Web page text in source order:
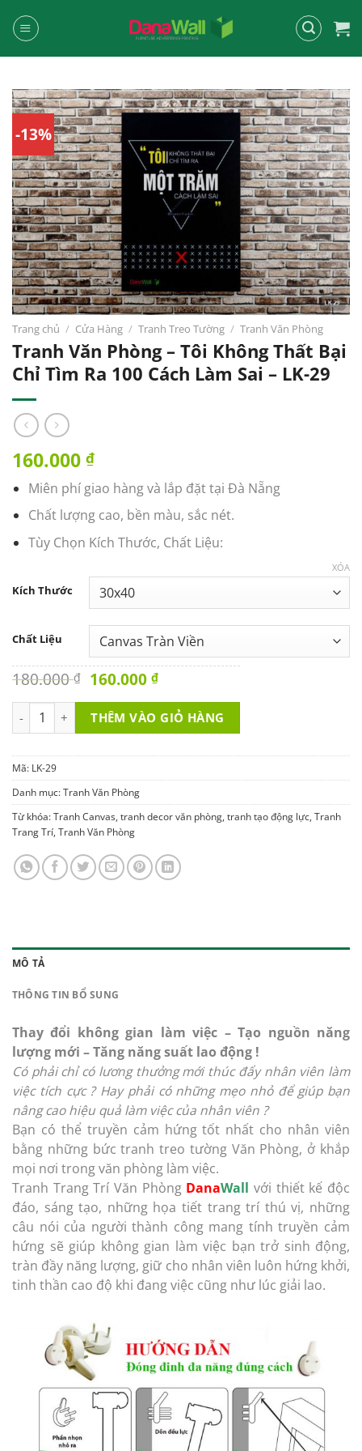
đến
-13%
Trang chủ / Cửa Hàng / Tranh Treo Tường / Tranh Văn Phòng
Tranh Văn Phòng – Tôi Không Thất Bại
Chỉ Tìm Ra 100 Cách Làm Sai – LK-29
160.000 ₫
Miên phí giao hàng và lắp đặt tại Đà Nẵng
Chất lượng cao, bền màu, sắc nét.
Tùy Chọn Kích Thước, Chất Liệu:
Kích Thước
Chất Liệu
XÓA
180.000₫ Original
was:
180.000 ₫.
160.000 ₫Current
is:
160.000 ₫.
Tranh Văn Phòng - Tôi Không Thất Bại Chỉ Tìm Ra 100 Cách
THÊM VÀO GIỎ HÀNG
Mã: LK-29
Danh mục:Tranh Văn Phòng
Từ khóa:Tranh Canvas, tranh decor văn phòng, tranh tạo động lực, Tranh
Trang Trí, Tranh Văn Phòng
MÔ TẢ
THÔNG TIN BỔ SUNG
Thay đổi không gian làm việc – Tạo nguồn năng
lượng mới – Tăng năng suất lao động !
Có phải chỉ có lương thưởng mới thúc đẩy nhân viên làm
việc tích cực ? Hay phải có những mẹo nhỏ để giúp bạn
nâng cao hiệu quả làm việc của nhân viên ?
Bạn có thể truyền cảm hứng tốt nhất cho nhân viên
bằng những bức tranh treo tường Văn Phòng, ở khắp
mọi nơi trong văn phòng làm việc.
Tranh Trang Trí Văn Phòng DanaWall với thiết kế độc
đáo, sáng tạo, những họa tiết trang trí thú vị, những
câu nói của người thành công mang tính truyền cảm
hứng sẽ giúp không gian làm việc bạn trở sinh động,
tràn đầy năng lượng, giữ cho nhân viên luôn hứng khởi,
tinh thần cao độ khi đang việc cũng như lúc giải lao.